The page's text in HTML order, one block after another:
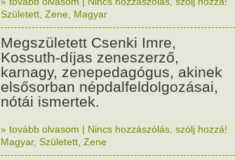
Született Zene Magyar
Megszületett Csenki Imre,
Kossuth-díjas zeneszerző,
karnagy, zenepedagógus, akinek
elsősorban népdalfeldolgozásai,
nótái ismertek.
» tovább olvasom | Nincs hozzászólás, szólj hozzá!
Magyar, Született Zene